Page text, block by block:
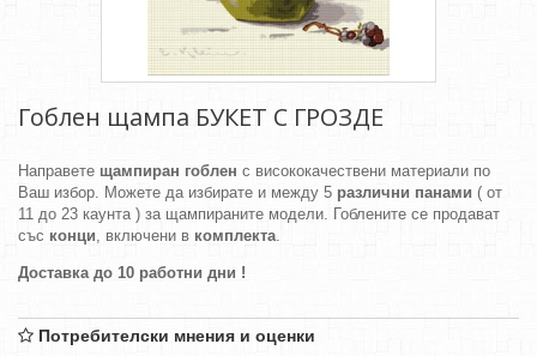
Гоблен щампа БУКЕТ С ГРОЗДЕ
Направете щампиран гоблен с висококачествени материали по
Ваш избор. Можете да избирате и между 5 различни панами ( от
11 до 23 каунта ) за щампираните модели. Гоблените се продават
със конци, включени в комплекта.
Доставка до 10 работни дни !
Потребителски мнения и оценки